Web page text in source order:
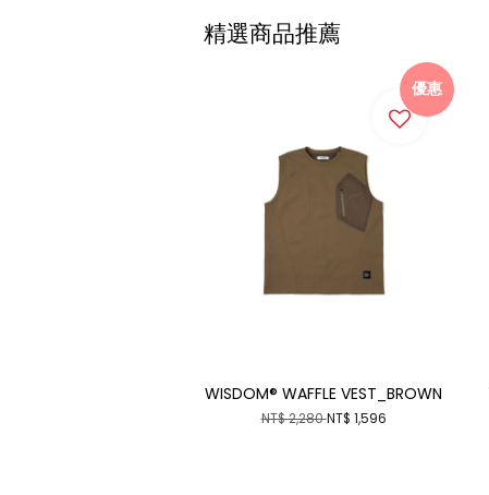
精選商品推薦
優惠
WISDOM® WAFFLE VEST_BROWN
NT$ 2,280NT$ 1,596